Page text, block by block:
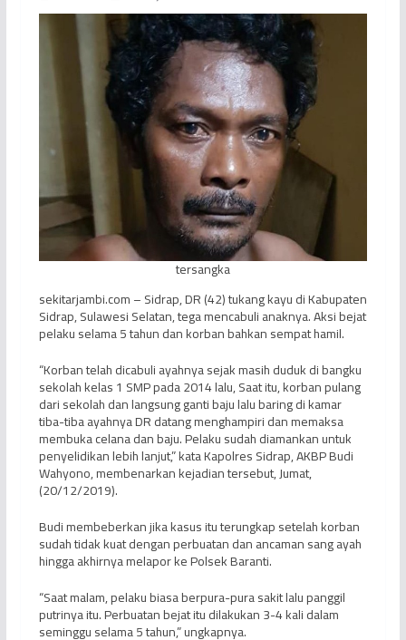
tersangka
sekitarjambi.com – Sidrap, DR (42) tukang kayu di Kabupaten
Sidrap, Sulawesi Selatan, tega mencabuli anaknya. Aksi bejat
pelaku selama 5 tahun dan korban bahkan sempat hamil.
“Korban telah dicabuli ayahnya sejak masih duduk di bangku
sekolah kelas 1 SMP pada 2014 lalu, Saat itu, korban pulang
dari sekolah dan langsung ganti baju lalu baring di kamar
tiba-tiba ayahnya DR datang menghampiri dan memaksa
membuka celana dan baju. Pelaku sudah diamankan untuk
penyelidikan lebih lanjut,” kata Kapolres Sidrap, AKBP Budi
Wahyono, membenarkan kejadian tersebut, Jumat,
(20/12/2019).
Budi membeberkan jika kasus itu terungkap setelah korban
sudah tidak kuat dengan perbuatan dan ancaman sang ayah
hingga akhirnya melapor ke Polsek Baranti.
“Saat malam, pelaku biasa berpura-pura sakit lalu panggil
putrinya itu. Perbuatan bejat itu dilakukan 3-4 kali dalam
seminggu selama 5 tahun,” ungkapnya.